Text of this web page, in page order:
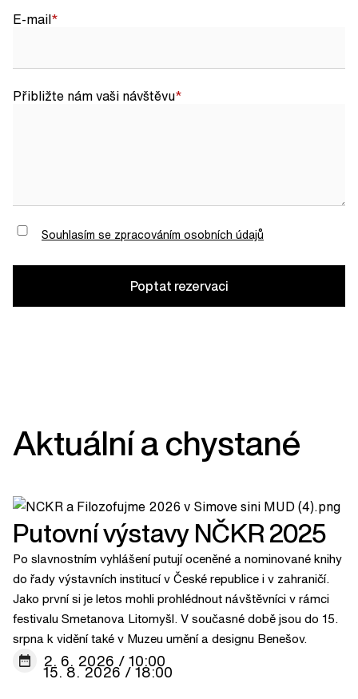
E-mail
Přibližte nám vaši návštěvu
Chci odebírat newsletter
Souhlasím se zpracováním osobních údajů
Poptat rezervaci
Aktuální a chystané
Putovní výstavy NČKR 2025
Po slavnostním vyhlášení putují oceněné a nominované knihy
do řady výstavních institucí v České republice i v zahraničí.
Jako první si je letos mohli prohlédnout návštěvníci v rámci
festivalu Smetanova Litomyšl. V současné době jsou do 15.
srpna k vidění také v Muzeu umění a designu Benešov.
2. 6. 2026 / 10:00
15. 8. 2026 / 18:00